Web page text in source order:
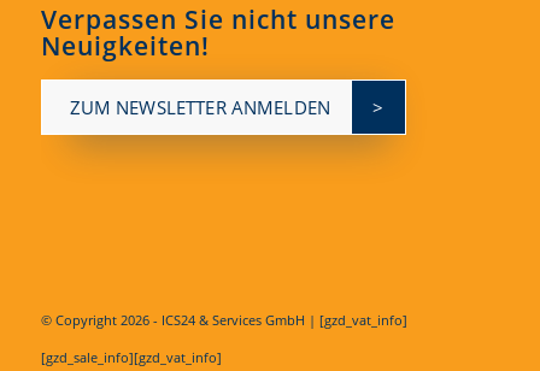
Verpassen Sie nicht unsere
Neuigkeiten!
ZUM NEWSLETTER ANMELDEN
© Copyright 2026 - ICS24 & Services GmbH | [gzd_vat_info]
[gzd_sale_info][gzd_vat_info]